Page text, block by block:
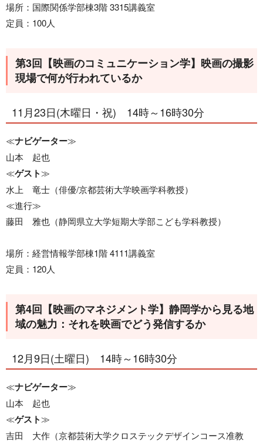
場所：国際関係学部棟3階 3315講義室
定員：100人
第3回【映画のコミュニケーション学】映画の撮影
現場で何が行われているか
11月23日(木曜日・祝) 14時～16時30分
≪ナビゲーター≫
山本 起也
≪ゲスト≫
水上 竜士（俳優/京都芸術大学映画学科教授）
≪進行≫
藤田 雅也（静岡県立大学短期大学部こども学科教授）
場所：経営情報学部棟1階 4111講義室
定員：120人
第4回【映画のマネジメント学】静岡学から見る地
域の魅力：それを映画でどう発信するか
12月9日(土曜日) 14時～16時30分
≪ナビゲーター≫
山本 起也
≪ゲスト≫
吉田 大作（京都芸術大学クロステックデザインコース准教